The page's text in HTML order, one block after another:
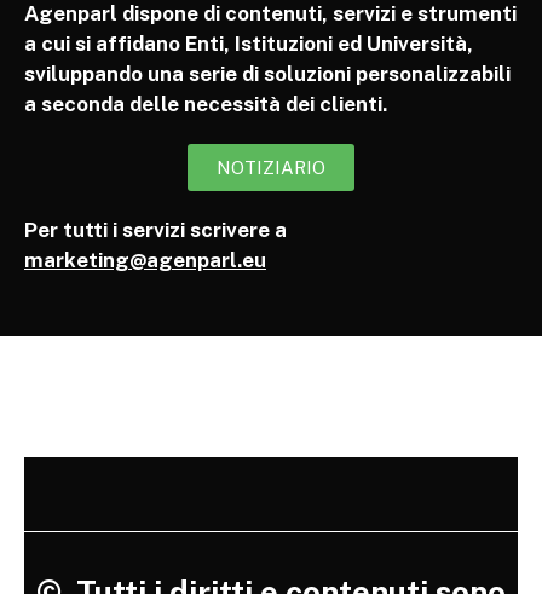
Agenparl dispone di contenuti, servizi e strumenti
a cui si affidano Enti, Istituzioni ed Università,
sviluppando una serie di soluzioni personalizzabili
a seconda delle necessità dei clienti.
NOTIZIARIO
Per tutti i servizi scrivere a
marketing@agenparl.eu